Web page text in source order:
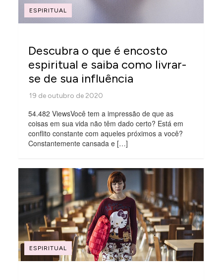
ESPIRITUAL
Descubra o que é encosto
espiritual e saiba como livrar-
se de sua influência
54.482 ViewsVocê tem a impressão de que as
coisas em sua vida não têm dado certo? Está em
conflito constante com aqueles próximos a você?
Constantemente cansada e […]
ESPIRITUAL